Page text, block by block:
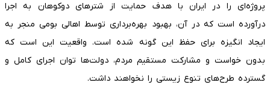
پروژه‌ای را در ایران با هدف حمایت از شترهای دوکوهان به اجرا
درآورده است که در آن، بهبود بهره‌برداری توسط اهالی بومی منجر به
ایجاد انگیزه برای حفظ این گونه شده است. واقعیت این است که
بدون خواست و مشارکت مستقیم مردم، دولت‌ها توان اجرای کامل و
گسترده طرح‌های تنوع زیستی را نخواهند داشت.